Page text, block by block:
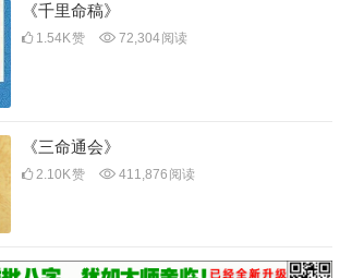
《千里命稿》
1.54K赞 72,304阅读
《三命通会》
2.10K赞 411,876 阅读